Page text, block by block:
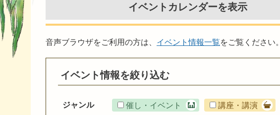
イベントカレンダーを表示
音声ブラウザをご利用の方は、 イベント情報一覧をご覧ください。
イベント情報を絞り込む
ジャンル 催し・イベント 講座・講演